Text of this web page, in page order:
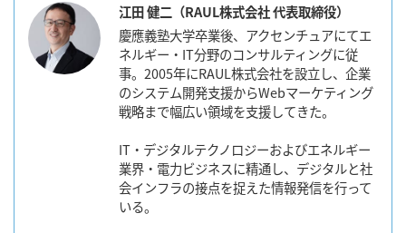
江田 健二（RAUL株式会社 代表取締役）
慶應義塾大学卒業後、アクセンチュアにてエ
ネルギー・IT分野のコンサルティングに従
事。2005年にRAUL株式会社を設立し、企業
のシステム開発支援からWebマーケティング
戦略まで幅広い領域を支援してきた。
IT・デジタルテクノロジーおよびエネルギー
業界・電力ビジネスに精通し、デジタルと社
会インフラの接点を捉えた情報発信を行って
いる。